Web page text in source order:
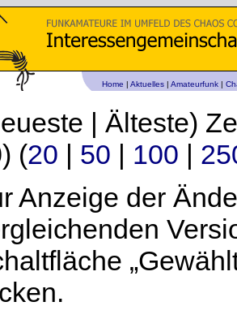
Home | Aktuelles | Amateurfunk |
| Älteste)
(20 | 50 | 100 |
Anzeige der